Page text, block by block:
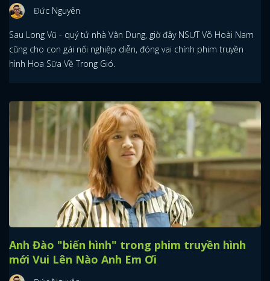
Đức Nguyên
Sau Long Vũ - quý tử nhà Vân Dung, giờ đây NSƯT Võ Hoài Nam
cũng cho con gái nối nghiệp diễn, đóng vai chính phim truyền
hình Hoa Sữa Về Trong Gió.
Anh Đào "biến hình" trong phim truyền hình
mới Vui Lên Nào Anh Em Ơi